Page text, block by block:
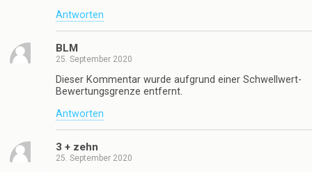
Antworten
BLM
25. September 2020
Dieser Kommentar wurde aufgrund einer Schwellwert-
Bewertungsgrenze entfernt.
Antworten
3 + zehn
25. September 2020